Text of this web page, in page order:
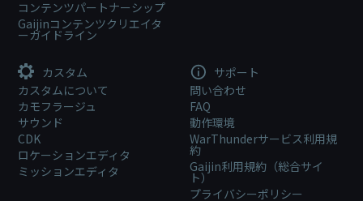
コンテンツパートナーシップ
Gaijinコンテンツクリエイタ
ーガイドライン
カスタム
カスタムについて
カモフラージュ
サウンド
CDK
ロケーションエディタ
ミッションエディタ
サポート
問い合わせ
FAQ
動作環境
WarThunderサービス利用規
約
Gaijin利用規約（総合サイ
ト）
プライバシーポリシー